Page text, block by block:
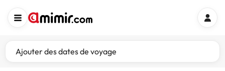
Ajouter des dates de voyage